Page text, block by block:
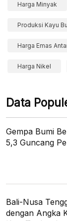
Harga Minyak
Produksi Kayu
Harga Emas
Harga Nikel
Data
Gempa Bumi
5,3 Guncang
Bali-Nusa
dengan Angka